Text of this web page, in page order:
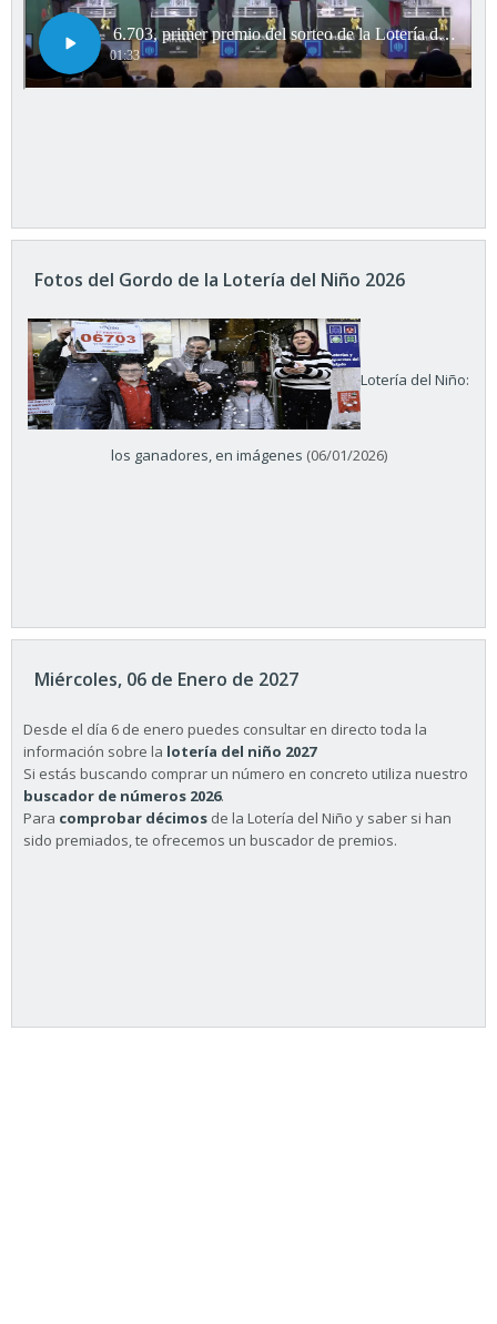
Fotos del Gordo de la Lotería del Niño 2026
Lotería del Niño:
los ganadores, en imágenes (06/01/2026)
Miércoles, 06 de Enero de 2027
Desde el día 6 de enero puedes consultar en directo toda la
información sobre la lotería del niño 2027
Si estás buscando comprar un número en concreto utiliza nuestro
buscador de números 2026.
Para comprobar décimos de la Lotería del Niño y saber si han
sido premiados, te ofrecemos un buscador de premios.